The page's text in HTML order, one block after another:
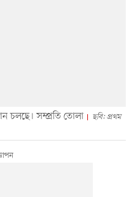
চলছে। সম্প্রতি তোলা
ছবি: প্রথম